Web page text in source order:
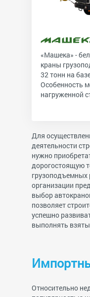
«Машека» -
краны
32 тонн на
Особенность
нагруженной
Для
деятельности
нужно
дорогостоящую
грузоподъемных
организации
выбор
позволяет
успешно
выполнять
Относительно